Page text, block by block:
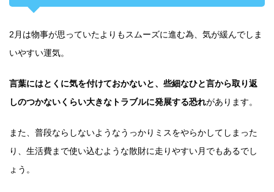
2月は物事が思っていたよりもスムーズに進む為、気が緩んでしま
いやすい運気。
言葉にはとくに気を付けておかないと、些細なひと言から取り返
しのつかないくらい大きなトラブルに発展する恐れがあります。
また、普段ならしないようなうっかりミスをやらかしてしまった
り、生活費まで使い込むような散財に走りやすい月でもあるでし
ょう。